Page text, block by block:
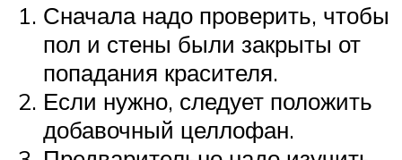
Сначала надо проверить, чтобы
пол и стены были закрыты от
попадания красителя.
Если нужно, следует положить
добавочный целлофан.